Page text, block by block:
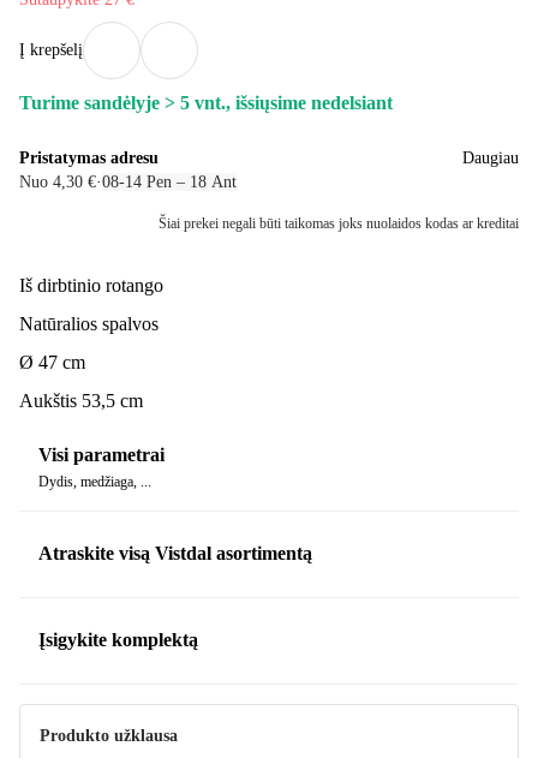
Į krepšelį
Turime sandėlyje > 5 vnt., išsiųsime nedelsiant
Pristatymas adresu
Nuo 4,30 €·08‑14 Pen – 18 Ant
Daugiau
Šiai prekei negali būti taikomas joks nuolaidos kodas ar kreditai
Iš dirbtinio rotango
Natūralios spalvos
Ø 47 cm
Aukštis 53,5 cm
Visi parametrai
Dydis, medžiaga, ...
Atraskite visą Vistdal asortimentą
Įsigykite komplektą
Produkto užklausa